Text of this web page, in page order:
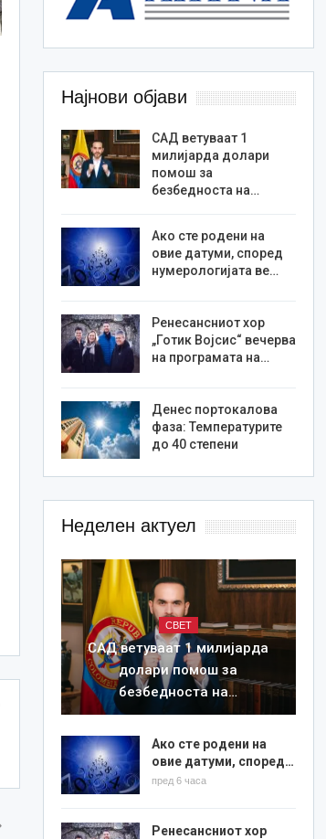
Најнови објави
САД ветуваат 1
милијарда долари
помош за
безбедноста на…
Ако сте родени на
овие датуми, според
нумерологијата ве…
Ренесансниот хор
„Готик Војсис“ вечерва
на програмата на…
Денес портокалова
фаза: Температурите
до 40 степени
Неделен актуел
СВЕТ
САД ветуваат 1 милијарда
долари помош за
безбедноста на…
Ако сте родени на
овие датуми, според…
пред 6 часа
Ренесансниот хор